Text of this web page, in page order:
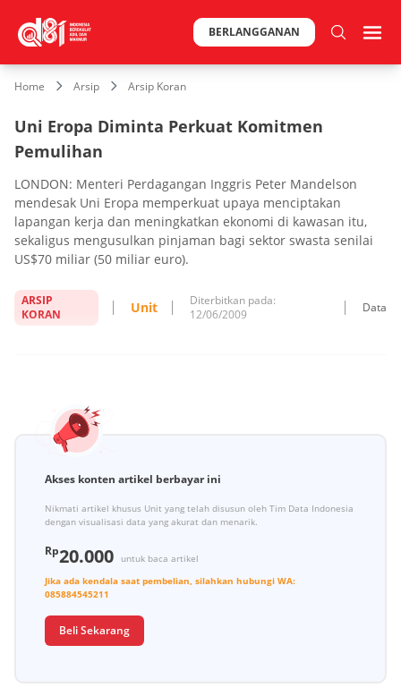
BERLANGGANAN
Home Arsip Arsip Koran
Uni Eropa Diminta Perkuat Komitmen
Pemulihan
LONDON: Menteri Perdagangan Inggris Peter Mandelson
mendesak Uni Eropa memperkuat upaya menciptakan
lapangan kerja dan meningkatkan ekonomi di kawasan itu,
sekaligus mengusulkan pinjaman bagi sektor swasta senilai
US$70 miliar (50 miliar euro).
ARSIP
KORAN
Unit
Diterbitkan pada:
12/06/2009
Data
Akses konten artikel berbayar ini
Nikmati artikel khusus Unit yang telah disusun oleh Tim Data Indonesia
dengan visualisasi data yang akurat dan menarik.
Rp20.000
untuk baca artikel
Jika ada kendala saat pembelian, silahkan hubungi WA:
085884545211
Beli Sekarang